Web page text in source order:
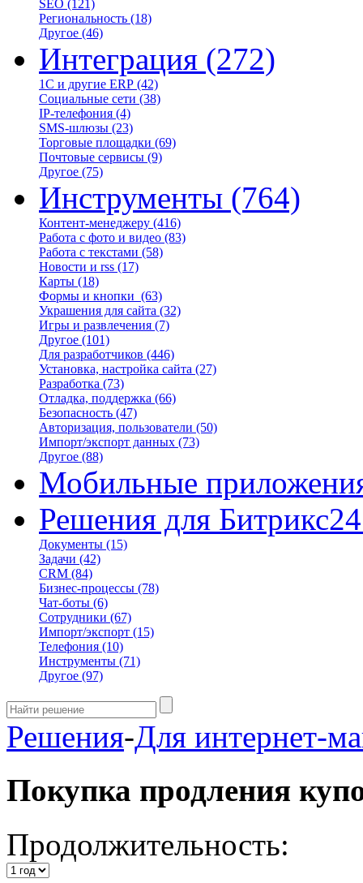
SEO (121)
Региональность (18)
Другое (46)
Интеграция (272)
1С и другие ERP (42)
Социальные сети (38)
IP-телефония (4)
SMS-шлюзы (23)
Торговые площадки (69)
Почтовые сервисы (9)
Другое (75)
Инструменты (764)
Контент-менеджеру (416)
Работа с фото и видео (83)
Работа с текстами (58)
Новости и rss (17)
Карты (18)
Формы и кнопки (63)
Украшения для сайта (32)
Игры и развлечения (7)
Другое (101)
Для разработчиков (446)
Установка, настройка сайта (27)
Разработка (73)
Отладка, поддержка (66)
Безопасность (47)
Авторизация, пользователи (50)
Импорт/экспорт данных (73)
Другое (88)
Мобильные
Решения для Битрикс24
Документы (15)
Задачи (42)
CRM (84)
Бизнес-процессы (78)
Чат-боты (6)
Сотрудники (67)
Импорт/экспорт (15)
Телефония (10)
Инструменты (71)
Другое (97)
Решения-Для интернет-
Покупка продления
Продолжительность: